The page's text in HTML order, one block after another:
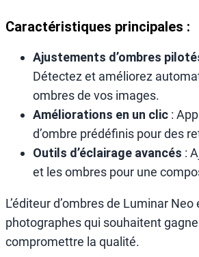
Caractéristiques principales :
Ajustements d’ombres
Détectez et améliorez
ombres de vos images.
Améliorations en un clic :
d’ombre prédéfinis pour des
Outils d’éclairage avancés :
et les ombres pour une
L’éditeur d’ombres de Luminar
photographes qui souhaitent
compromettre la qualité.